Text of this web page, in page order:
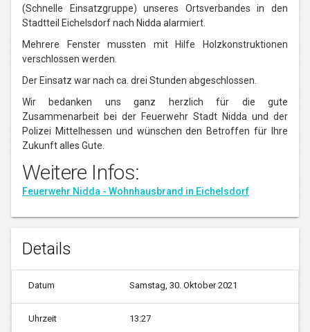
(Schnelle Einsatzgruppe) unseres Ortsverbandes in den
Stadtteil Eichelsdorf nach Nidda alarmiert.
Mehrere Fenster mussten mit Hilfe Holzkonstruktionen
verschlossen werden.
Der Einsatz war nach ca. drei Stunden abgeschlossen.
Wir bedanken uns ganz herzlich für die gute
Zusammenarbeit bei der Feuerwehr Stadt Nidda und der
Polizei Mittelhessen und wünschen den Betroffen für Ihre
Zukunft alles Gute.
Weitere Infos:
Feuerwehr Nidda - Wohnhausbrand in Eichelsdorf
Details
Datum Samstag, 30. Oktober 2021
Uhrzeit 13:27